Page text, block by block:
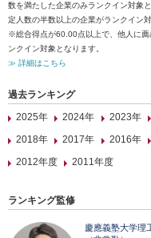
数を満たした企業のみランクイン対象
定人数の半数以上の企業がランクイン対
※総合得点が60.00点以上で、他人に薦
ンクイン対象となります。
≫ 詳細はこちら
過去ランキング
2025年
2024年 2023年
2018年
2017年 2016年
2012年度
2011年度
ランキング監修
慶應義塾大学理